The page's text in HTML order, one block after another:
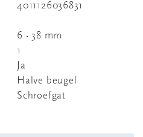
4011126036831
6 - 38 mm
1
Ja
Halve beugel
Schroefgat